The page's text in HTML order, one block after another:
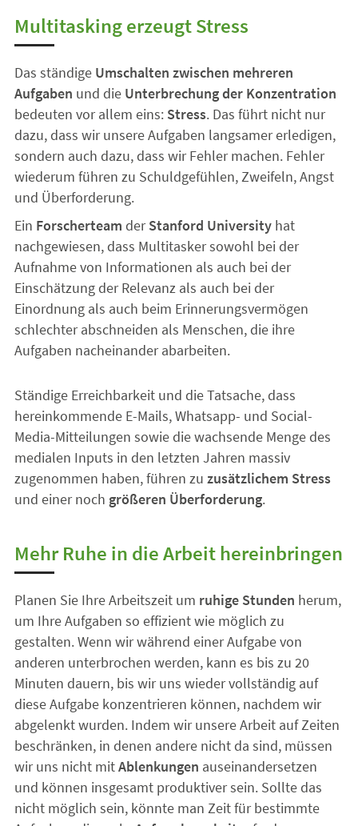
Multitasking erzeugt Stress
Das ständige Umschalten zwischen mehreren
Aufgaben und die Unterbrechung der Konzentration
bedeuten vor allem eins: Stress. Das führt nicht nur
dazu, dass wir unsere Aufgaben langsamer erledigen,
sondern auch dazu, dass wir Fehler machen. Fehler
wiederum führen zu Schuldgefühlen, Zweifeln, Angst
und Überforderung.
Ein Forscherteam derStanford University hat
nachgewiesen, dass Multitasker sowohl bei der
Aufnahme von Informationen als auch bei der
Einschätzung der Relevanz als auch bei der
Einordnung als auch beim Erinnerungsvermögen
schlechter abschneiden als Menschen, die ihre
Aufgaben nacheinander abarbeiten.
Ständige Erreichbarkeit und die Tatsache, dass
hereinkommende E-Mails, Whatsapp- und Social-
Media-Mitteilungen sowie die wachsende Menge des
medialen Inputs in den letzten Jahren massiv
zugenommen haben, führen zu zusätzlichem Stress
und einer noch größeren Überforderung.
Mehr Ruhe in die Arbeit hereinbringen
Planen Sie Ihre Arbeitszeit um ruhige Stunden herum,
um Ihre Aufgaben so effizient wie möglich zu
gestalten. Wenn wir während einer Aufgabe von
anderen unterbrochen werden, kann es bis zu 20
Minuten dauern, bis wir uns wieder vollständig auf
diese Aufgabe konzentrieren können, nachdem wir
abgelenkt wurden. Indem wir unsere Arbeit auf Zeiten
beschränken, in denen andere nicht da sind, müssen
wir uns nicht mitAblenkungen auseinandersetzen
und können insgesamt produktiver sein. Sollte das
nicht möglich sein, könnte man Zeit für bestimmte